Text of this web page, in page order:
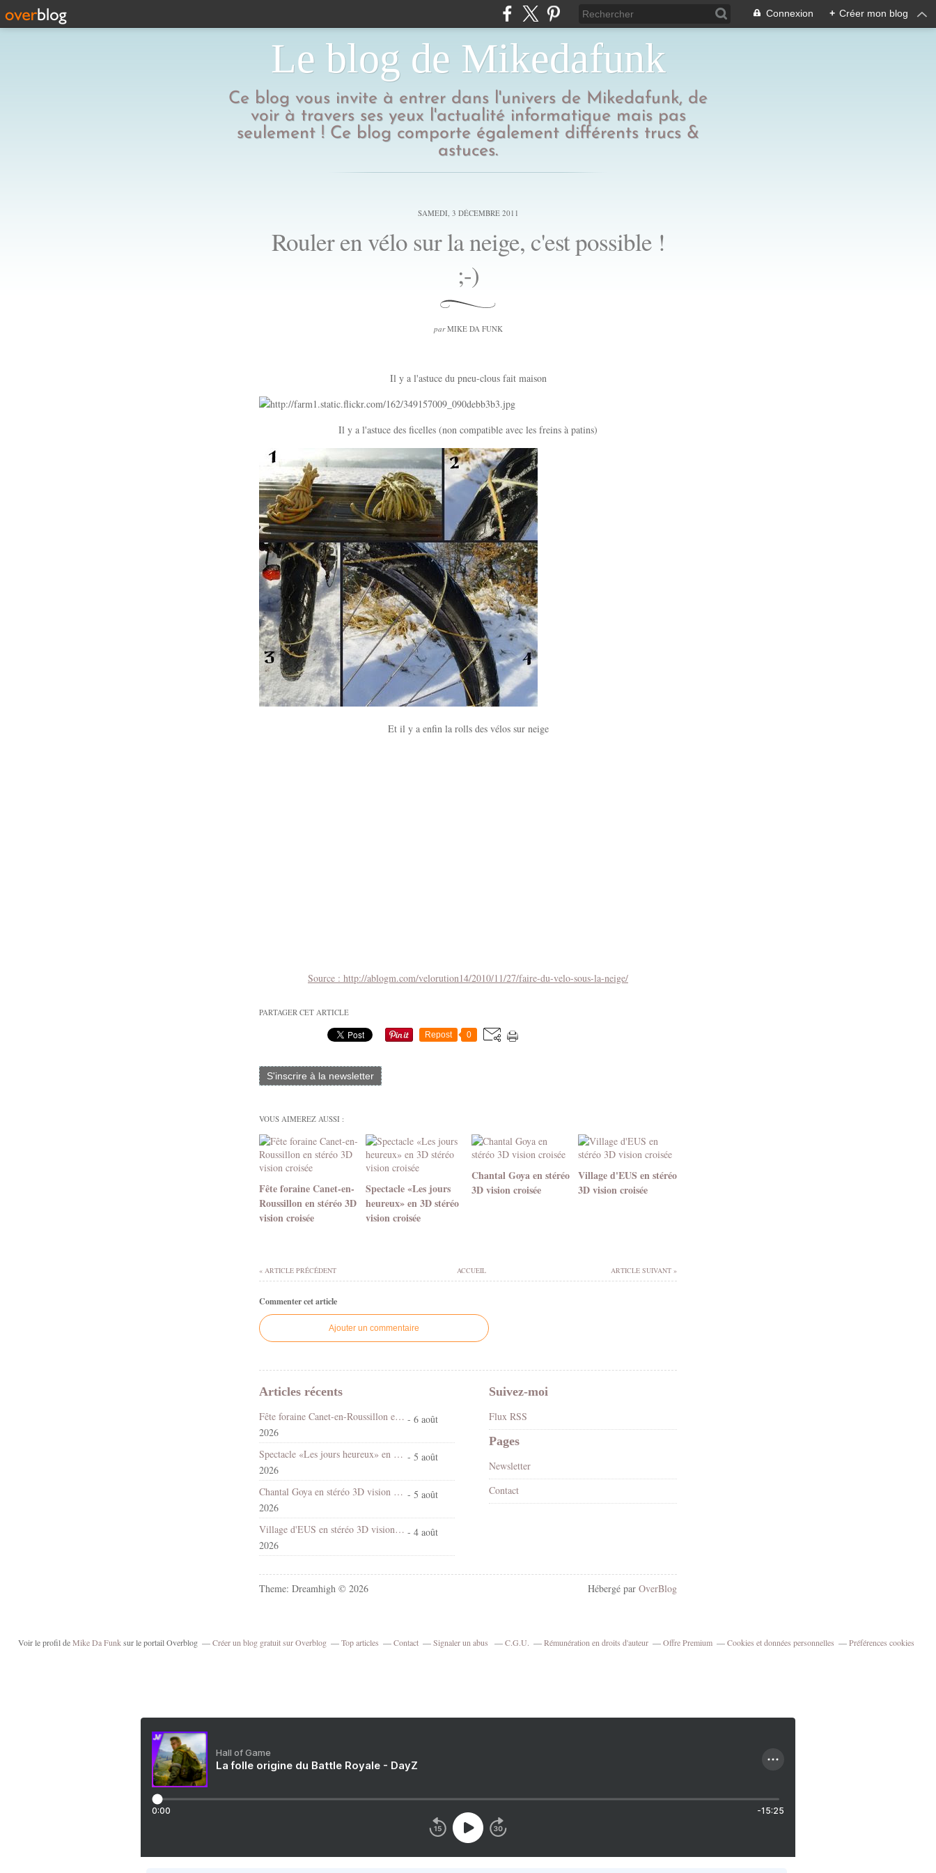
Connexion + Créer mon blog
Le blog de Mikedafunk
Ce blog vous invite à entrer dans l'univers de Mikedafunk, de
voir à travers ses yeux l'actualité informatique mais pas
seulement ! Ce blog comporte également différents trucs &
astuces.
SAMEDI, 3 DÉCEMBRE 2011
Rouler en vélo sur la neige, c'est possible !
;-)
parMIKE DA FUNK
Il y a l'astuce du pneu-clous fait maison
Il y a l'astuce des ficelles (non compatible avec les freins à patins)
Et il y a enfin la rolls des vélos sur neige
Source : http://ablogm.com/velorution14/2010/11/27/faire-du-velo-sous-la-neige/
PARTAGER CET ARTICLE
Repost 0
S'inscrire à la newsletter
VOUS AIMEREZ AUSSI :
Fête foraine Canet-en-
Roussillon en stéréo 3D
vision croisée
Spectacle «Les jours
heureux» en 3D stéréo
vision croisée
Chantal Goya en stéréo
3D vision croisée
Village d'EUS en stéréo
3D vision croisée
ACCUEIL
« ARTICLE PRÉCÉDENT ARTICLE SUIVANT »
Commenter cet article
Ajouter un commentaire
Articles récents
Fête foraine Canet-en-Roussillon en stéréo 3D vision croisée - 6 août
2026
Spectacle «Les jours heureux» en 3D stéréo vision croisée - 5 août
2026
Chantal Goya en stéréo 3D vision croisée - 5 août
2026
Village d'EUS en stéréo 3D vision croisée - 4 août
2026
Suivez-moi
Flux RSS
Pages
Newsletter
Contact
Theme: Dreamhigh © 2026 Hébergé par OverBlog
Voir le profil deMike Da Funk sur le portail Overblog Créer un blog gratuit sur Overblog Top articles Contact Signaler un abus C.G.U. Rémunération en droits d'auteur Offre Premium Cookies et données personnelles Préférences cookies
Hall of Game
La folle origine du Battle Royale - DayZ
0:00 -15:25